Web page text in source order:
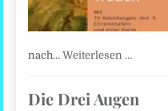
nach…Weiterlesen …
Die Drei Augen